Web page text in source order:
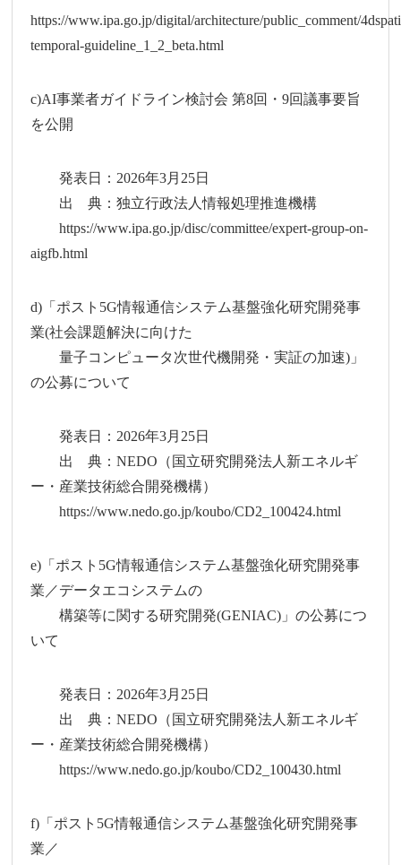
https://www.ipa.go.jp/digital/architecture/public_comment/
temporal-guideline_1_2_beta.html
c)AI事業者ガイドライン検討会 第8回・9回議事要旨
を公開
発表日：2026年3月25日
出 典：独立行政法人情報処理推進機構
https://www.ipa.go.jp/disc/committee/expert-group-on-
aigfb.html
d)「ポスト5G情報通信システム基盤強化研究開発事
業(社会課題解決に向けた
量子コンピュータ次世代機開発・実証の加速)」
の公募について
発表日：2026年3月25日
出 典：NEDO（国立研究開発法人新エネルギ
ー・産業技術総合開発機構）
https://www.nedo.go.jp/koubo/CD2_100424.html
e)「ポスト5G情報通信システム基盤強化研究開発事
業／データエコシステムの
構築等に関する研究開発(GENIAC)」の公募につ
いて
発表日：2026年3月25日
出 典：NEDO（国立研究開発法人新エネルギ
ー・産業技術総合開発機構）
https://www.nedo.go.jp/koubo/CD2_100430.html
f)「ポスト5G情報通信システム基盤強化研究開発事
業／